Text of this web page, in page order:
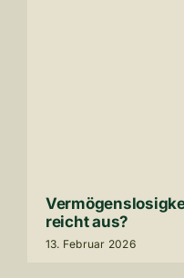
reicht aus?
13. Februar 2026